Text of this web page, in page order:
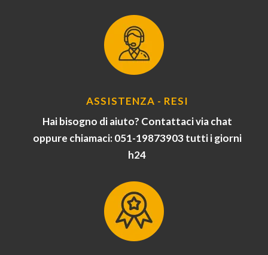
ASSISTENZA - RESI
Hai bisogno di aiuto? Contattaci via chat
oppure chiamaci: 051-19873903 tutti i giorni
h24